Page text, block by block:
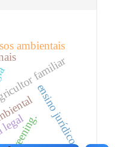
familiar
ambientais
ensino jurídico
greening.